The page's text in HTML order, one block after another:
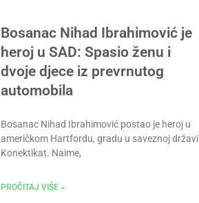
Bosanac Nihad Ibrahimović je
heroj u SAD: Spasio ženu i
dvoje djece iz prevrnutog
automobila
Bosanac Nihad Ibrahimović postao je heroj u
američkom Hartfordu, gradu u saveznoj državi
Konektikat. Naime,
PROČITAJ VIŠE »